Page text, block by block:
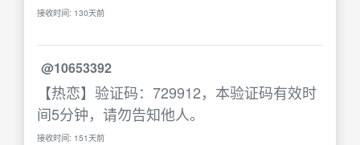
接收时间: 130天前
@10653392
【热恋】验证码：729912，本验证码有效时
间5分钟，请勿告知他人。
接收时间: 151天前